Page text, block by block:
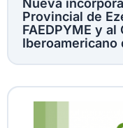
Nueva
Provincial de
FAEDPYME y
Iberoamericano